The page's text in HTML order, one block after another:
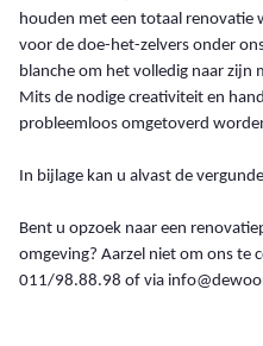
houden met een totaal
voor de doe-het-zelvers onder
blanche om het volledig naar zijn
Mits de nodige creativiteit en
probleemloos omgetoverd
In bijlage kan u alvast de
Bent u opzoek naar een
omgeving? Aarzel niet om ons te
011/98.88.98 of via